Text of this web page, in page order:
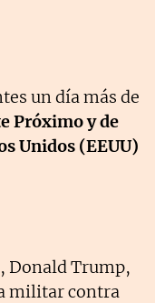
un día más de
Próximo y de
Unidos (EEUU)
Donald Trump,
militar contra